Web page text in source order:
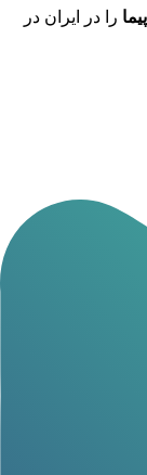
را در ایران در